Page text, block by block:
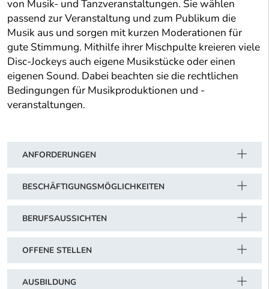
von Musik- und Tanzveranstaltungen. Sie wählen
passend zur Veranstaltung und zum Publikum die
Musik aus und sorgen mit kurzen Moderationen für
gute Stimmung. Mithilfe ihrer Mischpulte kreieren viele
Disc-Jockeys auch eigene Musikstücke oder einen
eigenen Sound. Dabei beachten sie die rechtlichen
Bedingungen für Musikproduktionen und -
veranstaltungen.
ANFORDERUNGEN
BESCHÄFTIGUNGSMÖGLICHKEITEN
BERUFSAUSSICHTEN
OFFENE STELLEN
AUSBILDUNG